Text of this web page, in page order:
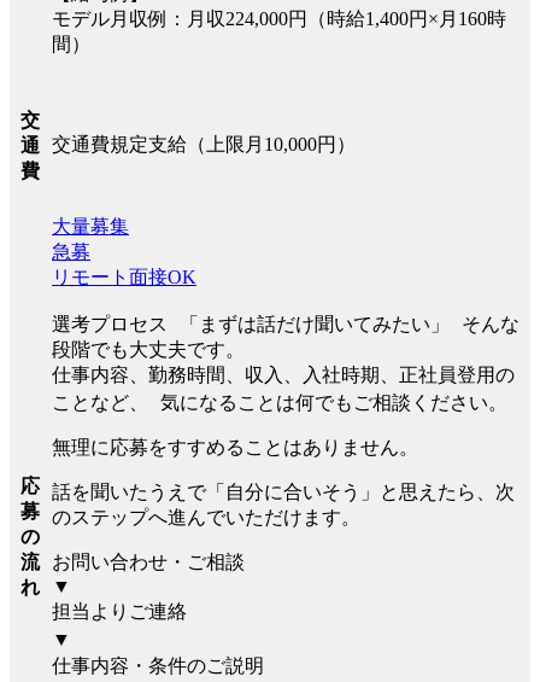
モデル月収例：月収224,000円（時給1,400円×月160時
間）
交
通
費
交通費規定支給（上限月10,000円）
応
募
の
流
れ
大量募集
急募
リモート面接OK
選考プロセス 「まずは話だけ聞いてみたい」 そんな
段階でも大丈夫です。
仕事内容、勤務時間、収入、入社時期、正社員登用の
ことなど、 気になることは何でもご相談ください。
無理に応募をすすめることはありません。
話を聞いたうえで「自分に合いそう」と思えたら、次
のステップへ進んでいただけます。
お問い合わせ・ご相談
▼
担当よりご連絡
▼
仕事内容・条件のご説明